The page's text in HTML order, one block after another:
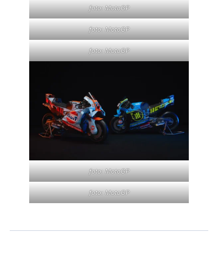
foto: MotoGP
foto: MotoGP
foto: MotoGP
foto: MotoGP
foto: MotoGP